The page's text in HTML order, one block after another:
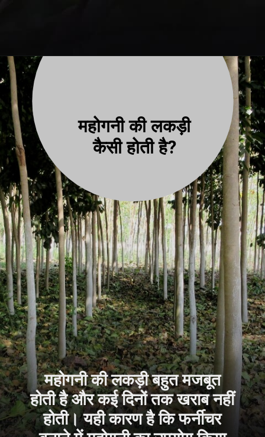
महोगनी की लकड़ी
कैसी होती है?
महोगनी की लकड़ी बहुत मजबूत
होती है और कई दिनों तक खराब नहीं
होती। यही कारण है कि फर्नीचर